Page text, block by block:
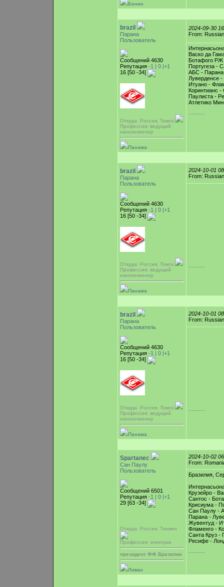
Бенин
brazil
Парана
Пользователь
Сообщений 4630
Репутация -1 | 0 |+1
16 [50 -34]
Откуда: Россия, Томск
Профессия: ведущий
наноинженер
Панама
2024-09-30
From:
Васко да
Ботафого РЖ
Португеза -
АБС - Парана
Луверденсе
Итуано -
Коринтианс -
Паулиста -
Атлетико
-----------
brazil
Парана
Пользователь
Сообщений 4630
Репутация -1 | 0 |+1
16 [50 -34]
Откуда: Россия, Томск
Профессия: ведущий
наноинженер
Панама
2024-10-01
From:
-----------
brazil
Парана
Пользователь
Сообщений 4630
Репутация -1 | 0 |+1
16 [50 -34]
Откуда: Россия, Томск
Профессия: ведущий
наноинженер
Панама
2024-10-01
From:
-----------
Spartanec
Сан Паулу
Пользователь
Сообщений 6501
Репутация -1 | 0 |+1
29 [63 -34]
Откуда: Россия, Тихвин
Профессия: электрик
президент ФФ Бразилии
Ливан
2024-10-02
From:
Бразилия,
Крузейро -
Сантос -
Крисиума -
Сан Паулу -
Парана -
Жувентуд -
Фламенго -
Санта Круз -
Ресифе -
-----------